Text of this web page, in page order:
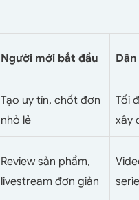
Người mới bắt đầu
Tạo uy tín, chốt đơn
nhỏ lẻ
Tối
xây
Review sản phẩm,
livestream đơn giản